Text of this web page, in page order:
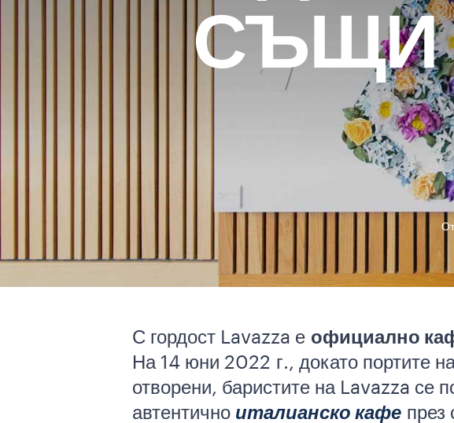
СЪЩИ
С гордост Lavazza е официално
На 14 юни 2022 г., докато портите
отворени, баристите на Lavazza се
автентично италианско кафепрез